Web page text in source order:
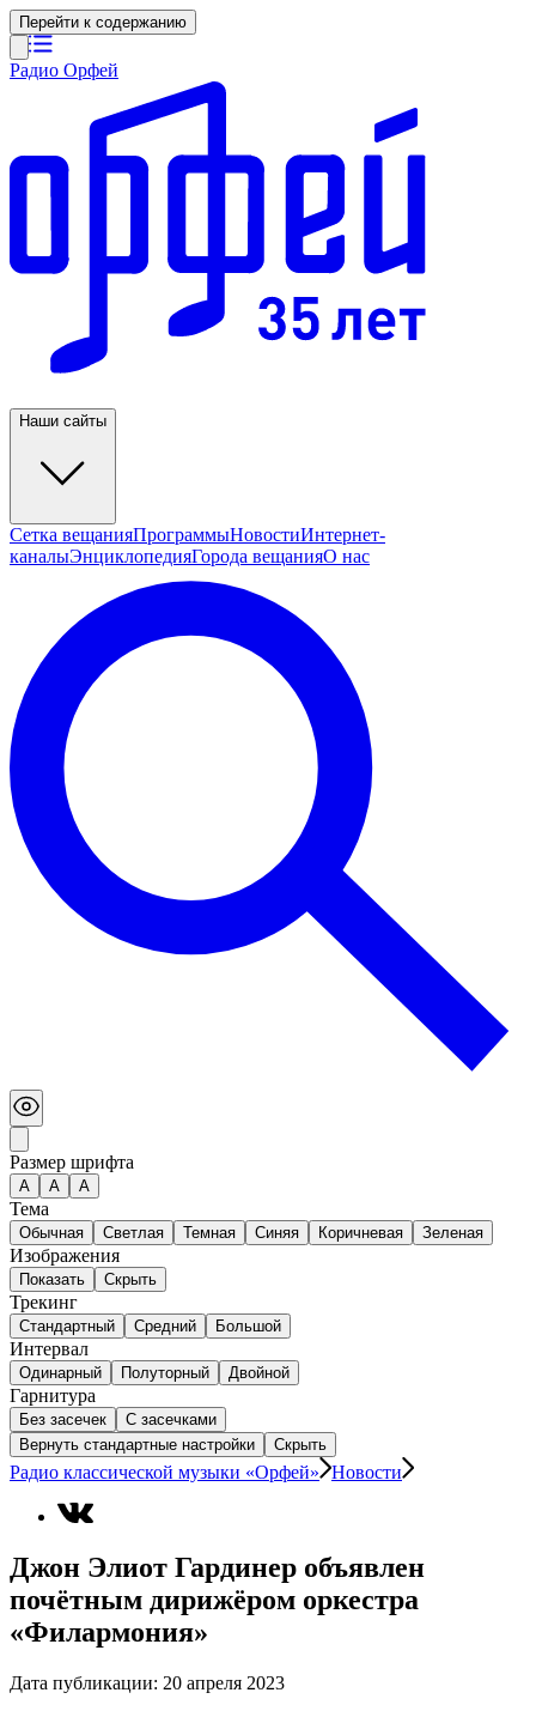
Перейти к содержанию
Радио Орфей
Наши сайты
Сетка вещанияПрограммыНовостиИнтернет-
каналыЭнциклопедияГорода вещанияО нас
Размер шрифта
А A A
Тема
Обычная Светлая Темная Синяя Коричневая Зеленая
Изображения
Показать Скрыть
Трекинг
Стандартный Средний Большой
Интервал
Одинарный Полуторный Двойной
Гарнитура
Без засечек
С засечками
Вернуть стандартные настройки
Скрыть
Радио классической музыки «Орфей» Новости
Джон Элиот Гардинер объявлен
почётным дирижёром оркестра
«Филармония»
Дата публикации: 20 апреля 2023